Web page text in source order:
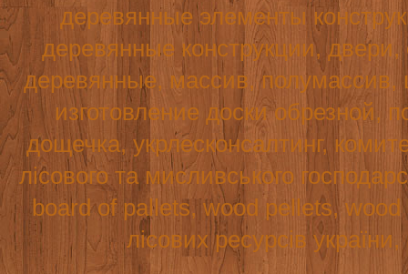
деревянные элементы
деревянные конструкции,
деревянные, массив,
изготовление доски обрезной,
дощечка, укрлесконсалтинг,
лісового та мисливського
board of pallets,wood pellets,wood
лісових ресурсів